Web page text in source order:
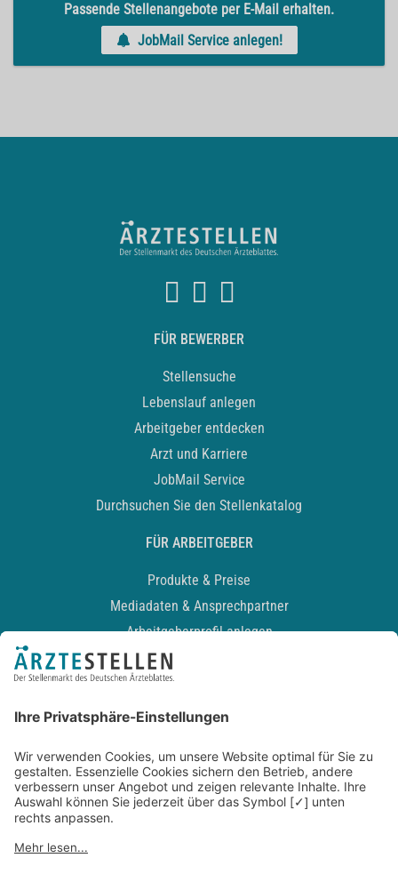
Passende Stellenangebote per E-Mail erhalten.
JobMail Service anlegen!
FÜR BEWERBER
Stellensuche
Lebenslauf anlegen
Arbeitgeber entdecken
Arzt und Karriere
JobMail Service
Durchsuchen Sie den Stellenkatalog
FÜR ARBEITGEBER
Produkte & Preise
Mediadaten & Ansprechpartner
Arbeitgeberprofil anlegen
Recruiting-Podcast
Kontakt
Datenschutz
Newsletter